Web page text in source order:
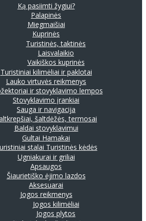
Ką pasiimti žygiui?
Palapinės
Miegmaišiai
Kuprinės
Turistinės, taktinės
Laisvalaikio
Vaikiškos kuprinės
Turistiniai kilimėliai ir paklotai
Lauko virtuvės reikmenys
ir stovyklavimo lempos
Stovyklavimo įrankiai
Sauga ir navigacija
šaltdėžės, termosai
Baldai stovyklavimui
Gultai Hamakai
stalai Turistinės kėdės
Ugniakurai ir griliai
Apsaugos
Šiaurietiško ėjimo lazdos
Aksesuarai
Jogos reikmenys
Jogos kilimėliai
Jogos plytos